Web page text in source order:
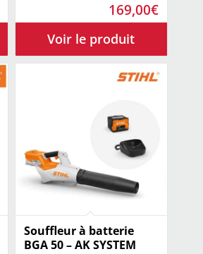
169,00€
Souffleur à batterie
BGA 50 – AK SYSTEM